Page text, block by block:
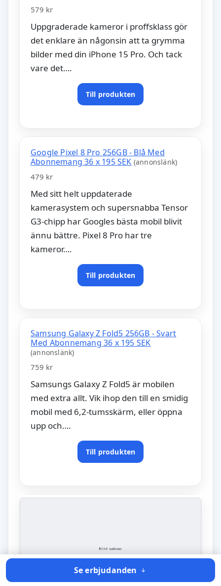
579 kr
Uppgraderade kameror i proffsklass gör
det enklare än någonsin att ta grymma
bilder med din iPhone 15 Pro. Och tack
vare det….
Till produkten
Google Pixel 8 Pro 256GB - Blå Med
Abonnemang 36 x 195 SEK (annonslänk)
479 kr
Med sitt helt uppdaterade
kamerasystem och supersnabba Tensor
G3-chipp har Googles bästa mobil blivit
ännu bättre. Pixel 8 Pro har tre
kameror….
Till produkten
Samsung Galaxy Z Fold5 256GB - Svart
Med Abonnemang 36 x 195 SEK
(annonslänk)
759 kr
Samsungs Galaxy Z Fold5 är mobilen
med extra allt. Vik ihop den till en smidig
mobil med 6,2-tumsskärm, eller öppna
upp och….
Till produkten
Se erbjudanden